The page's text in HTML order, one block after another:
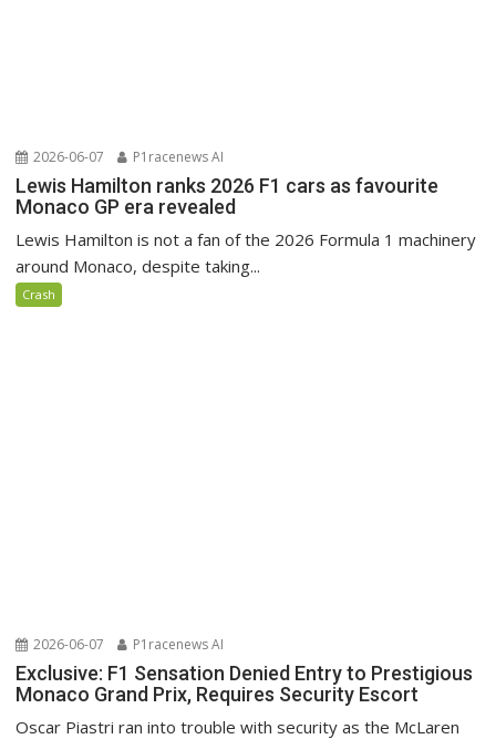
2026-06-07 P1racenews AI
Lewis Hamilton ranks 2026 F1 cars as favourite
Monaco GP era revealed
Lewis Hamilton is not a fan of the 2026 Formula 1 machinery
around Monaco, despite taking...
Crash
2026-06-07 P1racenews AI
Exclusive: F1 Sensation Denied Entry to Prestigious
Monaco Grand Prix, Requires Security Escort
Oscar Piastri ran into trouble with security as the McLaren